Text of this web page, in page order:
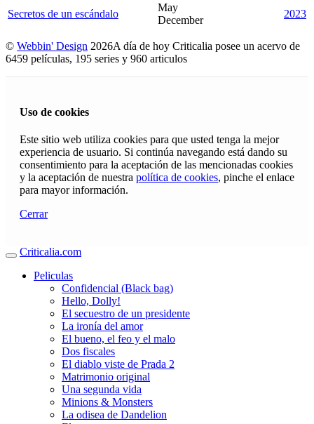
Secretos de un escándalo
May
December
2023
© Webbin' Design 2026A día de hoy Criticalia posee un acervo de
6459 películas, 195 series y 960 articulos
Uso de cookies
Este sitio web utiliza cookies para que usted tenga la mejor
experiencia de usuario. Si continúa navegando está dando su
consentimiento para la aceptación de las mencionadas cookies
y la aceptación de nuestra política de cookies, pinche el enlace
para mayor información.
Cerrar
Criticalia.com
Peliculas
Confidencial (Black bag)
Hello, Dolly!
El secuestro de un presidente
La ironía del amor
El bueno, el feo y el malo
Dos fiscales
El diablo viste de Prada 2
Matrimonio original
Una segunda vida
Minions & Monsters
La odisea de Dandelion